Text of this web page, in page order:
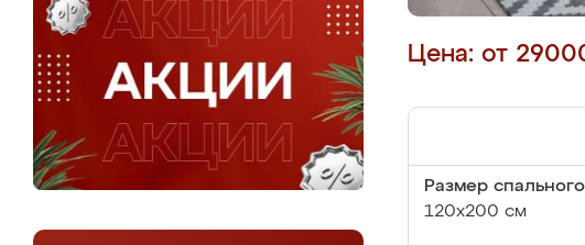
Цена: от
Размер
120х200 см